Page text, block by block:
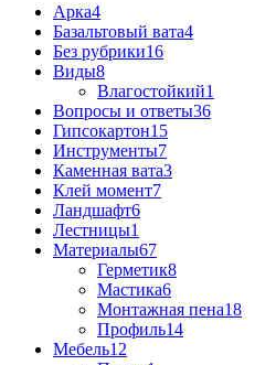
Арка4
Базальтовый вата4
Без рубрики16
Виды8
Влагостойкий1
Вопросы и ответы36
Гипсокартон15
Инструменты7
Каменная вата3
Клей момент7
Ландшафт6
Лестницы1
Материалы67
Герметик8
Мастика6
Монтажная пена18
Профиль14
Мебель12